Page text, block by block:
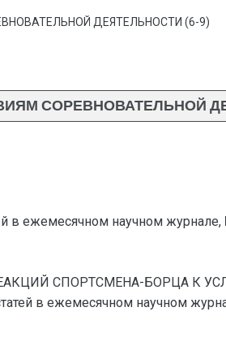
ДЕЯТЕЛЬНОСТИ (6-9)
СОРЕВНОВАТЕЛЬНОЙ
в ежемесячном научном журнале,
РЕАКЦИЙ СПОРТСМЕНА-БОРЦА
в ежемесячном научном